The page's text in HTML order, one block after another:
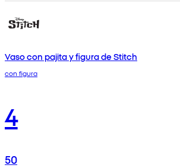
Vaso con pajita y figura de Stitch
con figura
4
50